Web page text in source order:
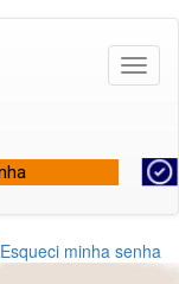
Esqueci minha senha